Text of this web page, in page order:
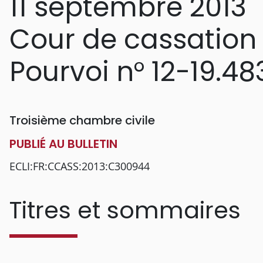
Cour de cassation
Pourvoi n° 12-
Troisième chambre civile
PUBLIÉ AU BULLETIN
ECLI:FR:CCASS:2013:C300944
Titres et sommaires